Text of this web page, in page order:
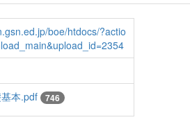
boe/htdocs/?actio
本.pdf 746